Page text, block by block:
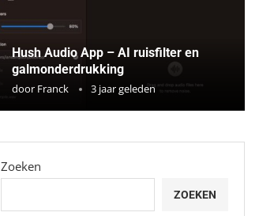
Hush Audio App – AI ruisfilter en
galmonderdrukking
door Franck 3 jaar geleden
Zoeken
ZOEKEN